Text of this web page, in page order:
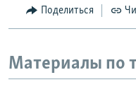
Поделиться
Материалы по